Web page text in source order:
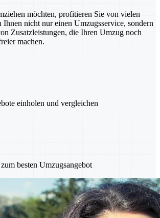
möchten, profitieren Sie von vielen
nicht nur einen Umzugsservice, sondern
Zusatzleistungen, die Ihren Umzug noch
machen.
einholen und vergleichen
besten Umzugsangebot